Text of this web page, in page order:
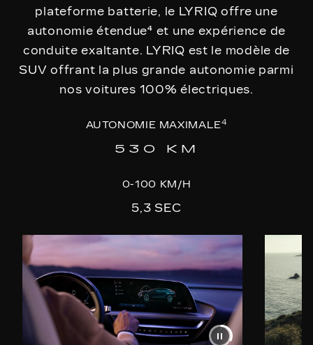
plateforme batterie, le LYRIQ offre une
autonomie étendue⁴ et une expérience de
conduite exaltante. LYRIQ est le modèle de
SUV offrant la plus grande autonomie parmi
nos voitures 100% électriques.
AUTONOMIE MAXIMALE4
530 KM
0-100 KM/H
5,3 SEC